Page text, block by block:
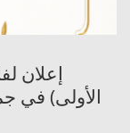
إعلان
الأولى) في